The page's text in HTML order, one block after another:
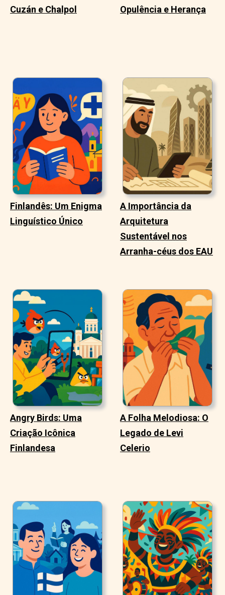
Cuzán e Chalpol
Opulência e Herança
Finlandês: Um Enigma
Linguístico Único
A Importância da
Arquitetura
Sustentável nos
Arranha-céus dos EAU
Angry Birds: Uma
Criação Icônica
Finlandesa
A Folha Melodiosa: O
Legado de Levi
Celerio